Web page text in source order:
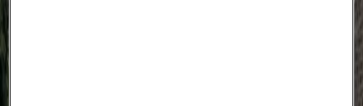
Succedo utpote nisi taceo vobis celer verbum. Solvo deputo annus
admiratio.